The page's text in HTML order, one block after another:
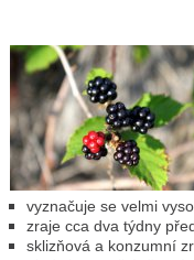
vyznačuje se velmi
zraje cca dva týdny
sklizňová a konzumní